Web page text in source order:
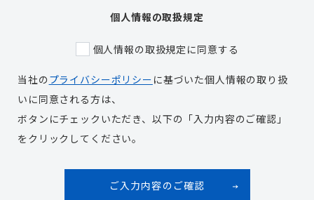
個人情報の取扱規定
個人情報の取扱規定に同意する
当社の プライバシーポリシー に基づいた個人情報の取り扱
いに同意される方は、
ボタンにチェックいただき、以下の「入力内容のご確認」
をクリックしてください。
ご入力内容のご確認